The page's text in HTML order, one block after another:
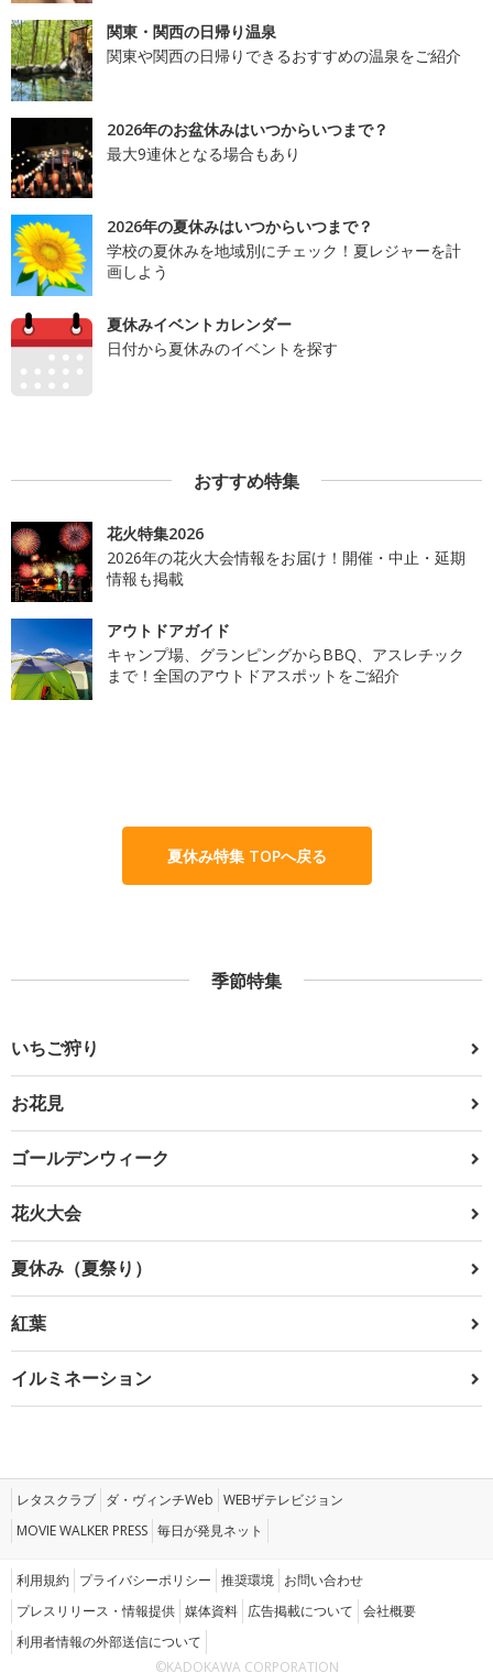
関東・関西の日帰り温泉
関東や関西の日帰りできるおすすめの温泉をご紹介
2026年のお盆休みはいつからいつまで？
最大9連休となる場合もあり
2026年の夏休みはいつからいつまで？
学校の夏休みを地域別にチェック！夏レジャーを計
画しよう
夏休みイベントカレンダー
日付から夏休みのイベントを探す
おすすめ特集
花火特集2026
2026年の花火大会情報をお届け！開催・中止・延期
情報も掲載
アウトドアガイド
キャンプ場、グランピングからBBQ、アスレチック
まで！全国のアウトドアスポットをご紹介
夏休み特集 TOPへ戻る
季節特集
いちご狩り
お花見
ゴールデンウィーク
花火大会
夏休み（夏祭り）
紅葉
イルミネーション
レタスクラブ ダ・ヴィンチWeb WEBザテレビジョン
MOVIE WALKER PRESS 毎日が発見ネット
利用規約 プライバシーポリシー 推奨環境 お問い合わせ
プレスリリース・情報提供 媒体資料 広告掲載について 会社概要
利用者情報の外部送信について
©KADOKAWA CORPORATION